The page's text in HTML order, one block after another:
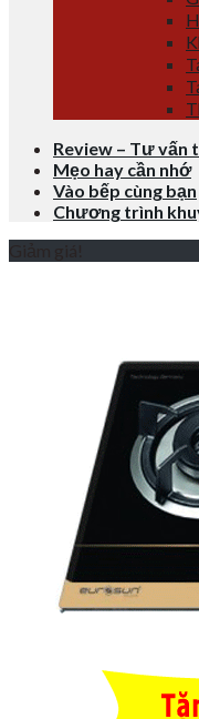
Review – Tư vấn
Mẹo hay cần nhớ
Vào bếp cùng bạn
Chương trình